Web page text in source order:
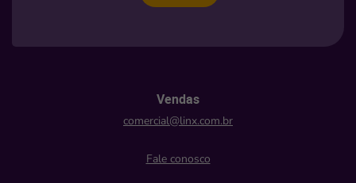
Vendas
comercial@linx.com.br
Fale conosco